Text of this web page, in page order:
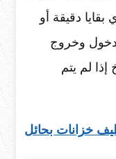
دقيقة أو
دخول وخروج
إذا لم يتم
خزانات بحائل